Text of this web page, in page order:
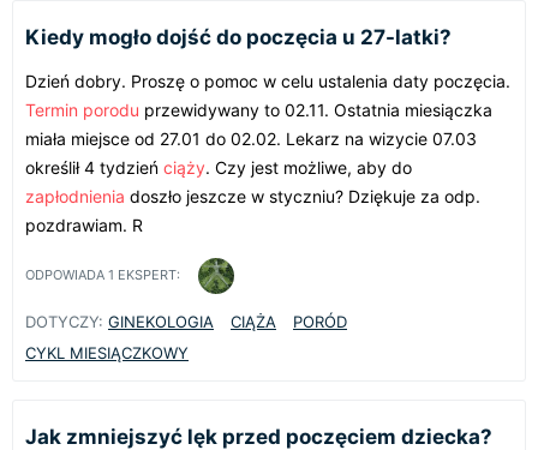
Kiedy mogło dojść do poczęcia u 27-latki?
Dzień dobry. Proszę o pomoc w celu ustalenia daty poczęcia.
Termin porodu przewidywany to 02.11. Ostatnia miesiączka
miała miejsce od 27.01 do 02.02. Lekarz na wizycie 07.03
określił 4 tydzień ciąży. Czy jest możliwe, aby do
zapłodnienia doszło jeszcze w styczniu? Dziękuje za odp.
pozdrawiam. R
ODPOWIADA 1 EKSPERT:
DOTYCZY: GINEKOLOGIA CIĄŻA
PORÓD
CYKL MIESIĄCZKOWY
Jak zmniejszyć lęk przed poczęciem dziecka?